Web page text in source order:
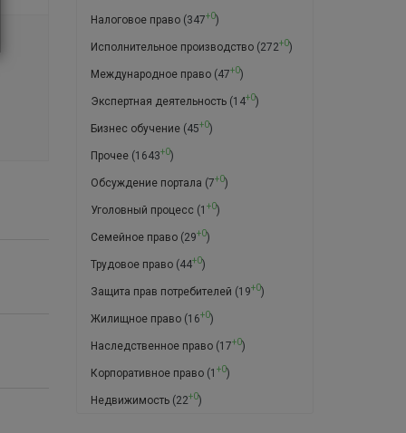
Налоговое право(347+0)
Исполнительное производство(272+0)
Международное право(47+0)
Экспертная деятельность(14+0)
Бизнес обучение(45+0)
Прочее(1643+0)
Обсуждение портала (7+0)
Уголовный процесс (1 +0)
Семейное право(29+0)
Трудовое право(44+0)
Защита прав потребителей (19+0)
Жилищное право(16+0)
Наследственное право(17+0)
Корпоративное право(1 +0)
Недвижимость(22+0)